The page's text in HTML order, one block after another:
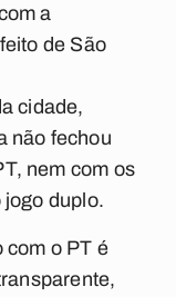
a
de São
cidade,
não fechou
nem com os
duplo.
com o PT é